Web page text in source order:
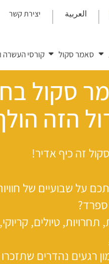
יצירת קשר العربية
סאמר סקול קורסי העשרה
סקול
הזה
זה כיף אדיר!
על שבועיים של
ספרד?
תחרויות, טיולים,
רגעים נהדרים